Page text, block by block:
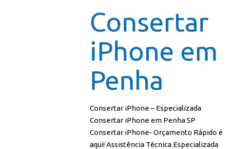
Consertar
iPhone em
Penha
Consertar iPhone – Especializada
Consertar iPhone em Penha SP
Consertar iPhone- Orçamento Rápido é
aqui! Assistência Técnica Especializada